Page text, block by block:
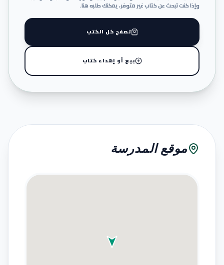
وإذا كنت تبحث عن كتاب غير متوفر، يمكنك طلبه هنا.
تصفح كل الكتب
بيع أو إهداء كتاب
موقع المدرسة